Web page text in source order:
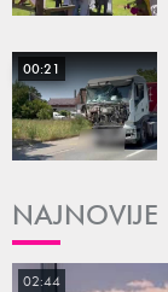
00:21
NAJNOVIJE
02:44